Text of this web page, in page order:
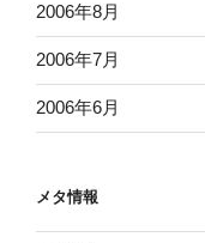
2006年8月
2006年7月
2006年6月
メタ情報